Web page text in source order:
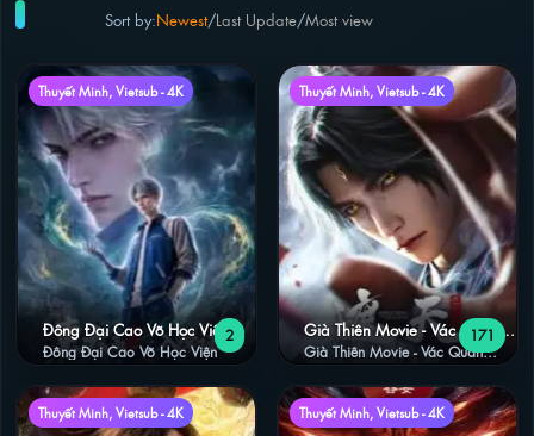
PHIM LẺ Sort by:Newest/Last Update/Most view
Thuyết Minh, Vietsub - 4K
2
Đông Đại Cao Võ Học Viện
Đông Đại Cao Võ Học Viện
Thuyết Minh, Vietsub - 4K
171
Già Thiên Movie - Vác Quan
Chiến Vương Đằng
Già Thiên Movie - Vác Quan
Thuyết Minh, Vietsub - 4K Thuyết Minh, Vietsub - 4K